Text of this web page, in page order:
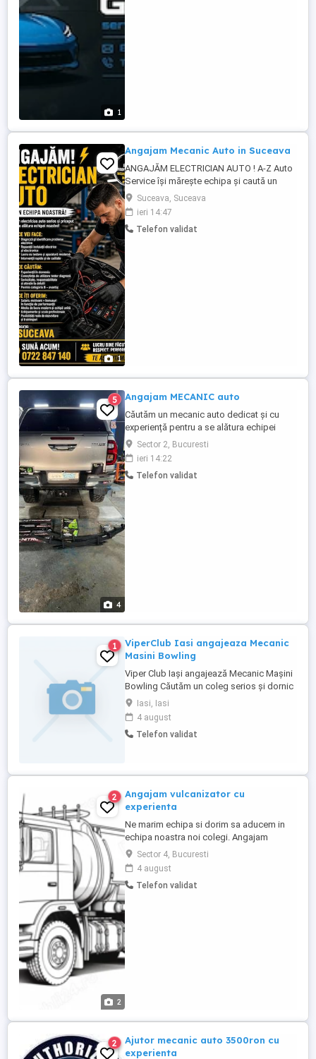
1
1
Angajam Mecanic Auto in Suceava
ANGAJĂM ELECTRICIAN AUTO ! A-Z Auto
Service își mărește echipa și caută un
mecanic auto electrian auto cu minim 3 ani
de experiență, serios și pasionat, care să
se integreze rapid într-un colectiv
profesionist. Cerințe: Experiență în
Suceava, Suceava
ieri 14:47
Telefon validat
4
5 Angajam MECANIC auto
Căutăm un mecanic auto dedicat și cu
experiență pentru a se alătura echipei
noastre! Dacă ești pasionat de domeniul
auto și ai abilități tehnice solide, te invităm
să aplici pentru un rol esențial în
asigurarea funcționării optime a
Sector 2, Bucuresti
ieri 14:22
Telefon validat
1
ViperClub Iasi angajeaza Mecanic
Masini Bowling
Viper Club Iași angajează Mecanic Mașini
Bowling Căutăm un coleg serios și dornic
să învețe pentru postul de Mecanic. Ne
adresăm persoanelor care au cunoștințe
minime de mecanică și interes pentru
domeniul tehnic. Ce vei face: Vei învăța sa
Iasi, Iasi
4 august
Telefon validat
2
2
Angajam vulcanizator cu
experienta
Ne marim echipa si dorim sa aducem in
echipa noastra noi colegi. Angajam
vulcanizator cu experienta. Vulcanizarea
este situata in zona Aparatorii Patriei-
Sector 4. Mediul de lucru este placut.
Oferim salariu motivant si carte de munca.
Sector 4, Bucuresti
4 august
Telefon validat
2
Ajutor mecanic auto 3500ron cu
experienta